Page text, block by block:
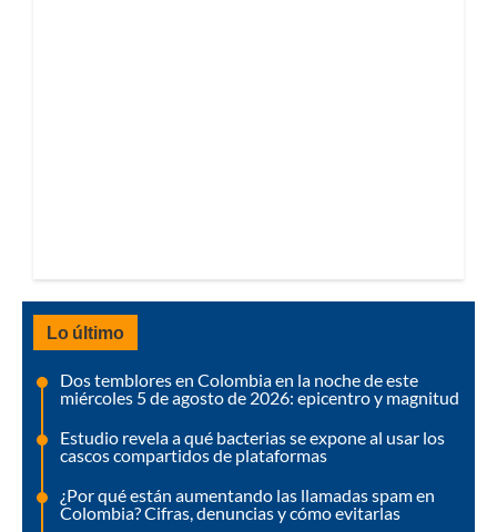
Lo último
Dos temblores en Colombia en la noche de este
miércoles 5 de agosto de 2026: epicentro y magnitud
Estudio revela a qué bacterias se expone al usar los
cascos compartidos de plataformas
¿Por qué están aumentando las llamadas spam en
Colombia? Cifras, denuncias y cómo evitarlas